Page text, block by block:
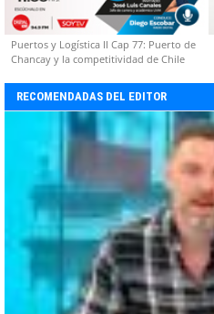
Puertos y Logística II Cap 77: Puerto de
Chancay y la competitividad de Chile
RECOMENDADAS DEL EDITOR